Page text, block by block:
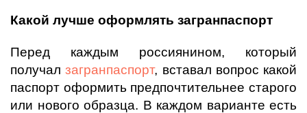
Какой лучше оформлять загранпаспорт
Перед каждым россиянином, который
получалзагранпаспорт, вставал вопрос какой
паспорт оформить предпочтительнее старого
или нового образца. В каждом варианте есть